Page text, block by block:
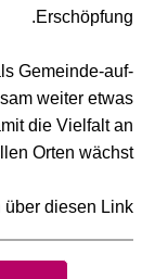
Erschöpfung.
Gemeinde-auf-
weiter etwas
die Vielfalt an
Orten wächst.
diesen Link: